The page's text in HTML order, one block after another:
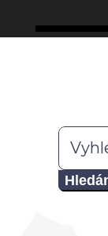
Hledat: